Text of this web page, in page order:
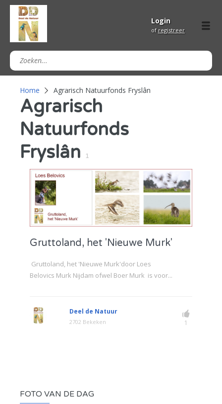
Login
of registreer
Home Agrarisch Natuurfonds Fryslân
Agrarisch
Natuurfonds
Fryslân
1
Gruttoland, het 'Nieuwe Murk'
Gruttoland, het 'Nieuwe Murk'door Loes
Belovics Murk Nijdam ofwel Boer Murk is voor...
Deel de Natuur
2702 Bekeken 1
FOTO VAN DE DAG